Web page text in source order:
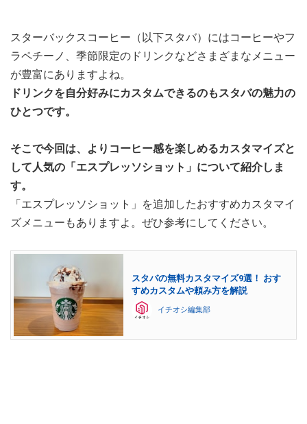
スターバックスコーヒー（以下スタバ）にはコーヒーやフ
ラペチーノ、季節限定のドリンクなどさまざまなメニュー
が豊富にありますよね。
ドリンクを自分好みにカスタムできるのもスタバの魅力の
ひとつです。
そこで今回は、よりコーヒー感を楽しめるカスタマイズと
して人気の「エスプレッソショット」について紹介しま
す。
「エスプレッソショット」を追加したおすすめカスタマイ
ズメニューもありますよ。ぜひ参考にしてください。
スタバの無料カスタマイズ9選！ おす
すめカスタムや頼み方を解説
イチオシ編集部